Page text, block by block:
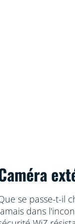
se passe-t-il
dans